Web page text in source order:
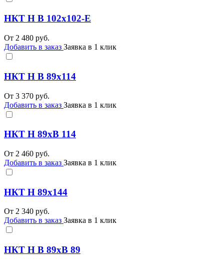
НКТ Н В 102х102-Е
От 2 480 руб.
Добавить в заказ Заявка в 1 клик
НКТ Н В 89х114
От 3 370 руб.
Добавить в заказ Заявка в 1 клик
НКТ Н 89хВ 114
От 2 460 руб.
Добавить в заказ Заявка в 1 клик
НКТ Н 89х144
От 2 340 руб.
Добавить в заказ Заявка в 1 клик
НКТ Н В 89хВ 89